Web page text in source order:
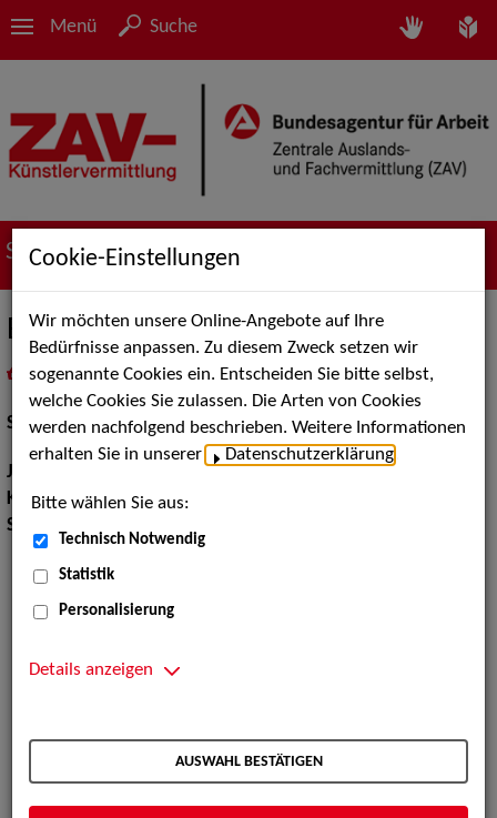
Menü Suche
Suche nach Künstler*innen
Eleonora Cholak
als PDF speichern
inMeine Merklistelegen
Schauspiel:Bühne
Jahrgang:
Körpergröße:175 cm
Sprachen:
Cookie-Einstellungen
Wir möchten unsere Online-Angebote auf Ihre
Bedürfnisse anpassen. Zu diesem Zweck setzen wir
sogenannte Cookies ein. Entscheiden Sie bitte selbst,
welche Cookies Sie zulassen. Die Arten von Cookies
werden nachfolgend beschrieben. Weitere Informationen
erhalten Sie in unserer
Datenschutzerklärung
Bitte wählen Sie aus:
Technisch Notwendig
Statistik
Personalisierung
Details anzeigen
AUSWAHL BESTÄTIGEN